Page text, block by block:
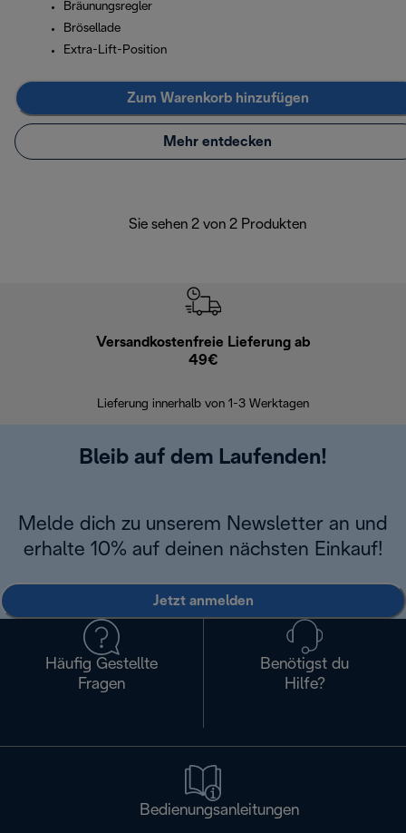
Bräunungsregler
Brösellade
Extra-Lift-Position
Zum Warenkorb hinzufügen
Mehr entdecken
Sie sehen 2 von 2 Produkten
Versandkostenfreie Lieferung ab
49€
Lieferung innerhalb von 1-3 Werktagen
Bleib auf dem Laufenden!
Melde dich zu unserem Newsletter an und
erhalte 10% auf deinen nächsten Einkauf!
Jetzt anmelden
Häufig Gestellte
Fragen
Benötigst du
Hilfe?
Bedienungsanleitungen